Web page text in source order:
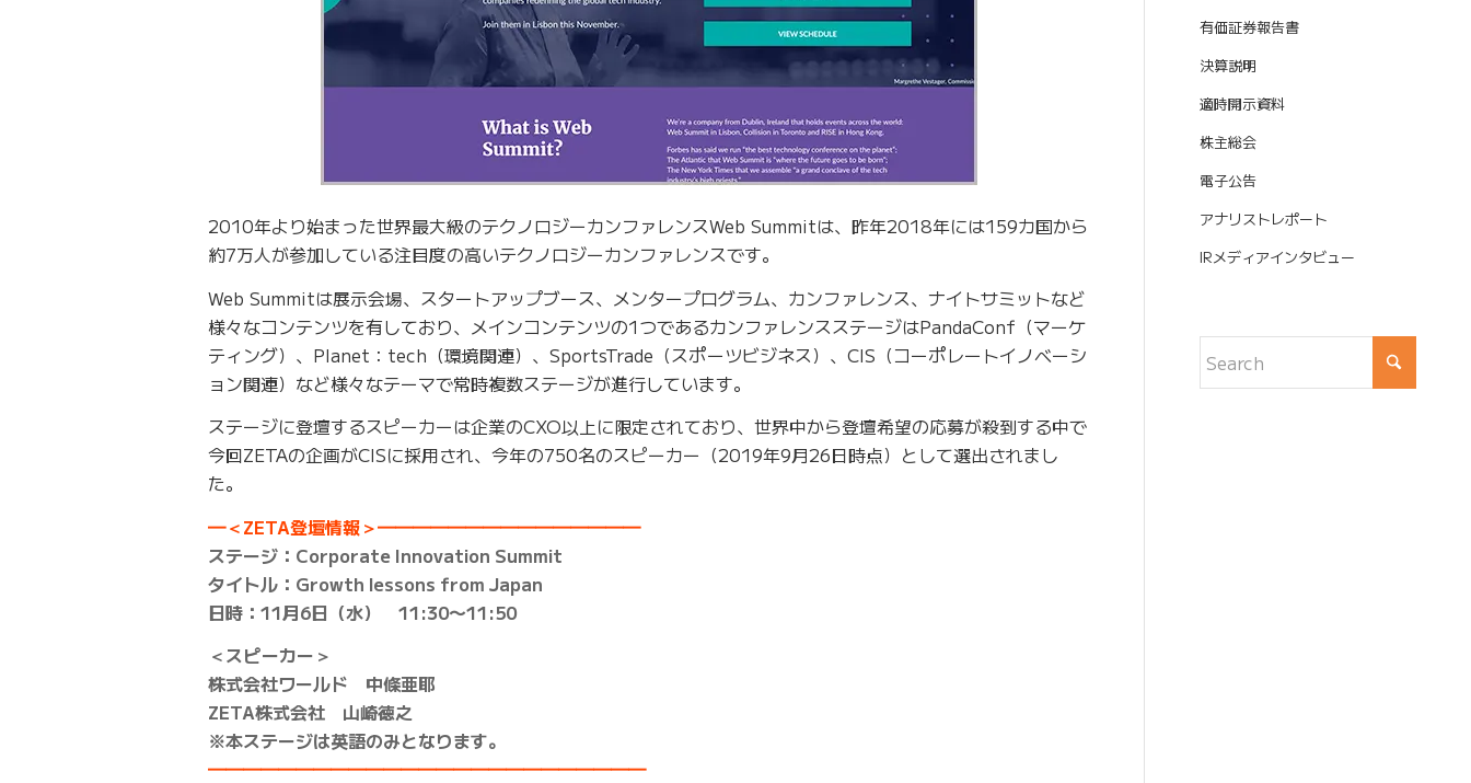
2010年より始まった世界最大級のテクノロジーカンファレンスWeb Summitは、昨年2018年には159カ国から
約7万人が参加している注目度の高いテクノロジーカンファレンスです。
Web Summitは展示会場、スタートアップブース、メンタープログラム、カンファレンス、ナイトサミットなど
様々なコンテンツを有しており、メインコンテンツの1つであるカンファレンスステージはPandaConf（マーケ
ティング）、Planet：tech（環境関連）、SportsTrade（スポーツビジネス）、CIS（コーポレートイノベーシ
ョン関連）など様々なテーマで常時複数ステージが進行しています。
ステージに登壇するスピーカーは企業のCXO以上に限定されており、世界中から登壇希望の応募が殺到する中で
今回ZETAの企画がCISに採用され、今年の750名のスピーカー（2019年9月26日時点）として選出されまし
た。
━＜ZETA登壇情報＞━━━━━━━━━━━━━━━
ステージ：Corporate Innovation Summit
タイトル：Growth lessons from Japan
日時：11月6日（水） 11:30〜11:50
＜スピーカー＞
株式会社ワールド 中條亜耶
ZETA株式会社 山崎徳之
※本ステージは英語のみとなります。
━━━━━━━━━━━━━━━━━━━━━━━━━
有価証券報告書
決算説明
適時開示資料
株主総会
電子公告
アナリストレポート
IRメディアインタビュー